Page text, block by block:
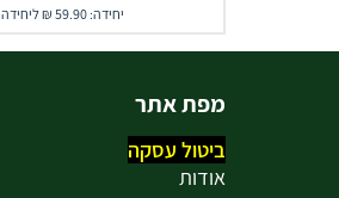
יחידה: 59.90 ₪ ליחידה
מפת אתר
ביטול עסקה
אודות